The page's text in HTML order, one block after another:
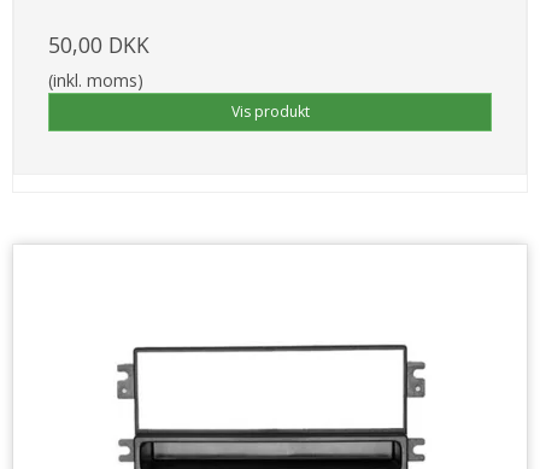
50,00 DKK
(inkl. moms)
Vis produkt